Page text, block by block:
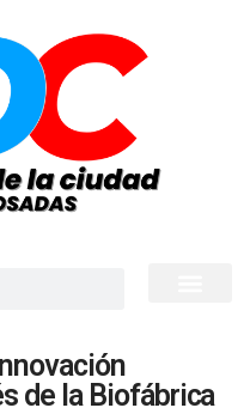
de la Biofábrica